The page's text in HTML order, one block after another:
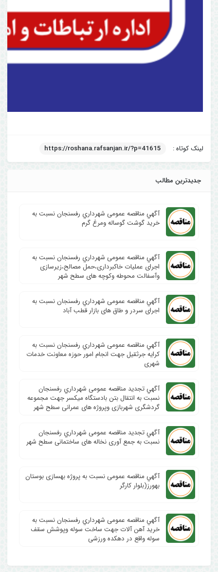
لینک کوتاه : https://roshana.rafsanjan.ir/?p=41615
جدیدترین مطالب
آگهي مناقصه عمومی شهرداري رفسنجان نسبت به
خرید گوشت گوساله ومرغ گرم
آگهي مناقصه عمومی شهرداري رفسنجان نسبت به
اجرای عملیات خاکبرداری،حمل مصالح،زیرسازی
وآسفالت محوطه وکوچه های سطح شهر
آگهي مناقصه عمومی شهرداري رفسنجان نسبت به
اجرای سردر و طاق های بازار قطب آباد
آگهي مناقصه عمومی شهرداري رفسنجان نسبت به
کرایه جرثقیل جهت انجام امور حوزه معاونت خدمات
شهری
آگهي تجدید مناقصه عمومی شهرداري رفسنجان
نسبت به انتقال بتن بادستگاه میکسر جهت مجموعه
گردشگری شهربازی وپروژه های عمرانی سطح شهر
آگهي تجدید مناقصه عمومی شهرداري رفسنجان
نسبت به جمع آوری نخاله های ساختمانی سطح شهر
آگهي مناقصه عمومی نسبت به پروژه بهسازی بوستان
بهورز(بلوار کارگر
آگهي مناقصه عمومی شهرداري رفسنجان نسبت به
خرید آهن آلات جهت ساخت سوله وپوشش سقف
سوله واقع در دهکده ورزشی